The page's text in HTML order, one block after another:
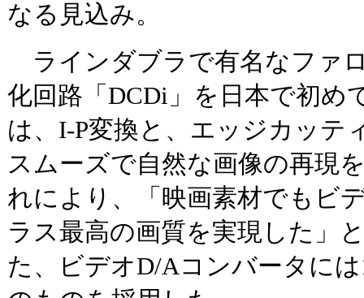
なる見込み。
ラインダブラで有名なファ
化回路「DCDi」を日本で初め
は、I-P変換と、エッジカッテ
スムーズで自然な画像の再現
れにより、「映画素材でもビ
ラス最高の画質を実現した」
た、ビデオD/Aコンバータに